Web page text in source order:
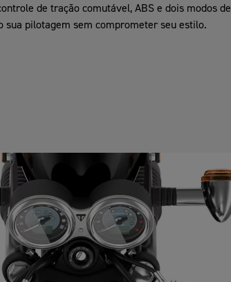
de tração comutável, ABS e dois modos de
sua pilotagem sem comprometer seu estilo.